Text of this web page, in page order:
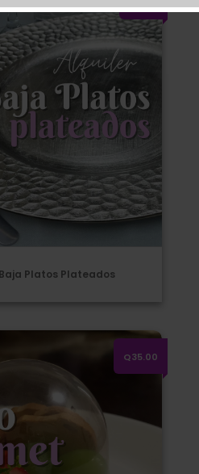
Platos Plateados
Q35.00